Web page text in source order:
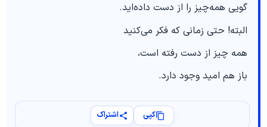
گویی همه‌چیز را از دست داده‌اید.
البته! حتی زمانی که فکر می‌کنید
همه چیز از دست رفته است،
باز هم امید وجود دارد.
کپی اشتراک